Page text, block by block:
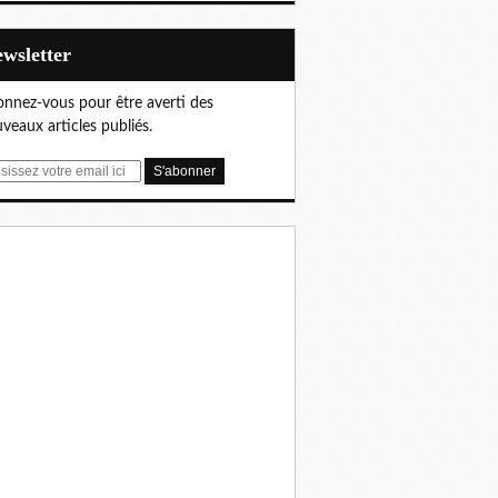
vous pour être averti des
articles publiés.